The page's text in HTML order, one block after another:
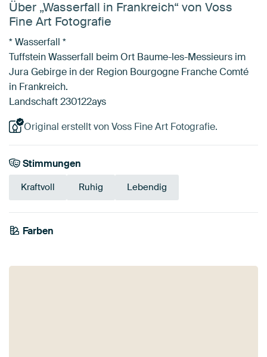
Über „Wasserfall in Frankreich“ von Voss
Fine Art Fotografie
* Wasserfall *
Tuffstein Wasserfall beim Ort Baume-les-Messieurs im
Jura Gebirge in der Region Bourgogne Franche Comté
in Frankreich.
Landschaft 230122ays
Original erstellt von Voss Fine Art Fotografie.
Stimmungen
Kraftvoll Ruhig Lebendig
Farben
Olivgrün
Smaragdgrün
Anthrazit